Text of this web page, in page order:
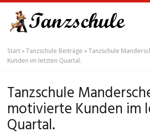
main
content
Start»Tanzschule Beiträge »Tanzschule
Kunden im letzten Quartal.
Tanzschule
motivierte Kunden im
Quartal.